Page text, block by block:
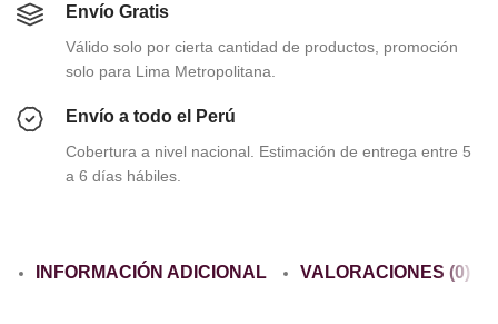
Envío Gratis
Válido solo por cierta cantidad de productos, promoción
solo para Lima Metropolitana.
Envío a todo el Perú
Cobertura a nivel nacional. Estimación de entrega entre 5
a 6 días hábiles.
INFORMACIÓN ADICIONAL VALORACIONES (0)